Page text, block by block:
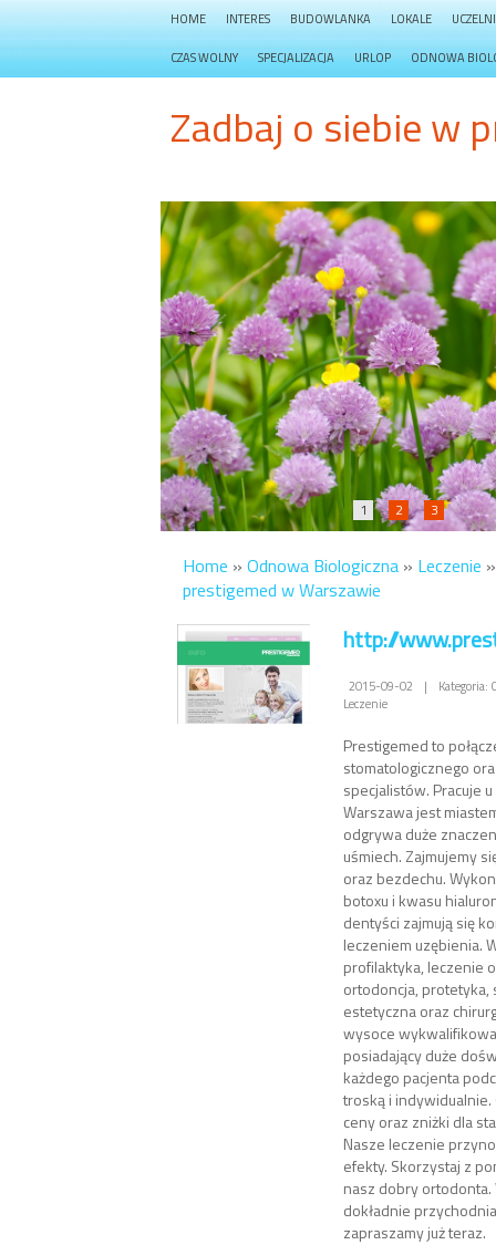
HOME INTERES BUDOWLANKA LOKALE
CZAS WOLNY SPECJALIZACJA URLOP ODNOWA
Zadbaj o siebie w
1 2 3
Home » Odnowa Biologiczna » Leczenie
prestigemed w Warszawie
http://
2015-09-02 |
Kategoria:
Leczenie
Prestigemed to
stomatologicznego
specjalistów. Pracuje
Warszawa jest
odgrywa duże
uśmiech. Zajmujemy
oraz bezdechu.
botoxu i kwasu
dentyści zajmują się
leczeniem uzębienia.
profilaktyka, leczenie
ortodoncja, protetyka,
estetyczna oraz
wysoce
posiadający duże
każdego pacjenta
troską i
ceny oraz zniżki dla
Nasze leczenie
efekty. Skorzystaj z
nasz dobry ortodonta.
dokładnie
zapraszamy już teraz.